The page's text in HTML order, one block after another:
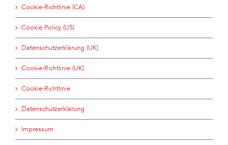
Cookie-Richtlinie (CA)
Cookie Policy (US)
Datenschutzerklärung (UK)
Cookie-Richtlinie (UK)
Cookie-Richtlinie
Datenschutzerklärung
Impressum